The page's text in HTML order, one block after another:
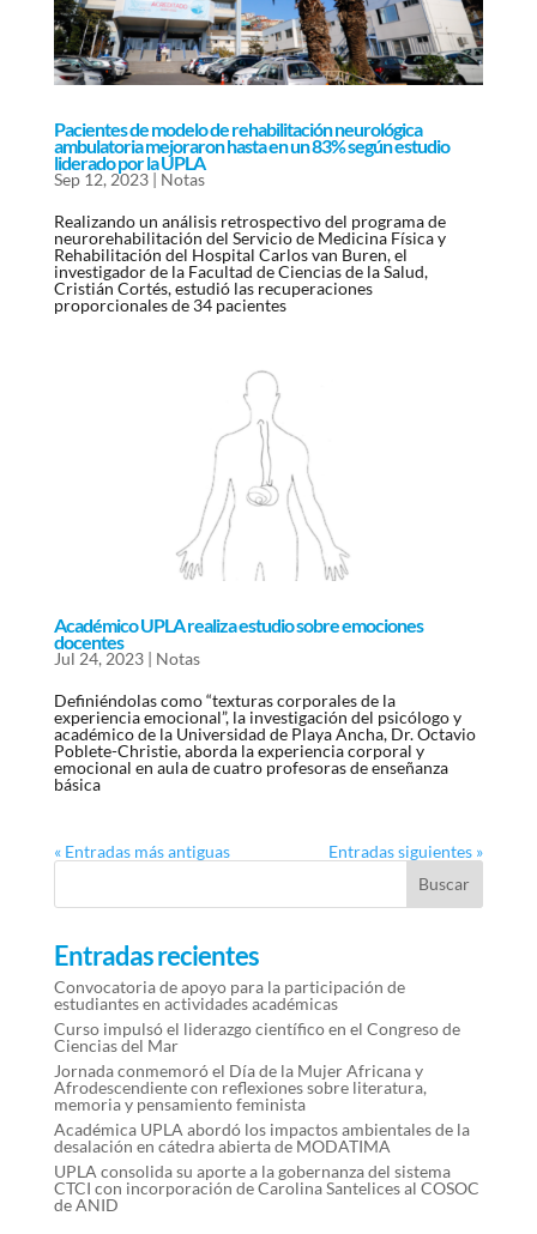
Pacientes de modelo de rehabilitación neurológica
ambulatoria mejoraron hasta en un 83% según estudio
liderado por la UPLA
Sep 12, 2023| Notas
Realizando un análisis retrospectivo del programa de
neurorehabilitación del Servicio de Medicina Física y
Rehabilitación del Hospital Carlos van Buren, el
investigador de la Facultad de Ciencias de la Salud,
Cristián Cortés, estudió las recuperaciones
proporcionales de 34 pacientes
Académico UPLA realiza estudio sobre emociones
docentes
Jul 24, 2023| Notas
Definiéndolas como “texturas corporales de la
experiencia emocional”, la investigación del psicólogo y
académico de la Universidad de Playa Ancha, Dr. Octavio
Poblete-Christie, aborda la experiencia corporal y
emocional en aula de cuatro profesoras de enseñanza
básica
« Entradas más antiguas Entradas siguientes »
Entradas recientes
Convocatoria de apoyo para la participación de
estudiantes en actividades académicas
Curso impulsó el liderazgo científico en el Congreso de
Ciencias del Mar
Jornada conmemoró el Día de la Mujer Africana y
Afrodescendiente con reflexiones sobre literatura,
memoria y pensamiento feminista
Académica UPLA abordó los impactos ambientales de la
desalación en cátedra abierta de MODATIMA
UPLA consolida su aporte a la gobernanza del sistema
CTCI con incorporación de Carolina Santelices al COSOC
de ANID